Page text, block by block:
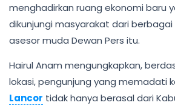
menghadirkan ruang ekonomi baru
dikunjungi masyarakat dari berbagai
asesor muda Dewan Pers itu.
Hairul Anam mengungkapkan,
lokasi, pengunjung yang memadati
Lancor tidak hanya berasal dari